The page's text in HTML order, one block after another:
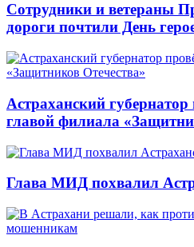
Сотрудники и ветераны
дороги почтили День
Астраханский губернатор
главой филиала
Глава МИД похвалил